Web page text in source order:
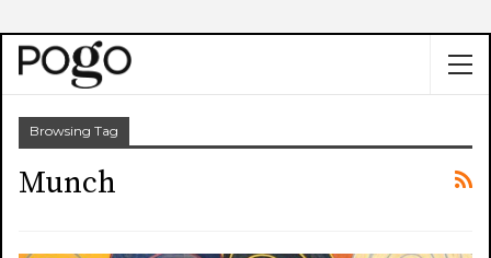
Browsing Tag
Munch